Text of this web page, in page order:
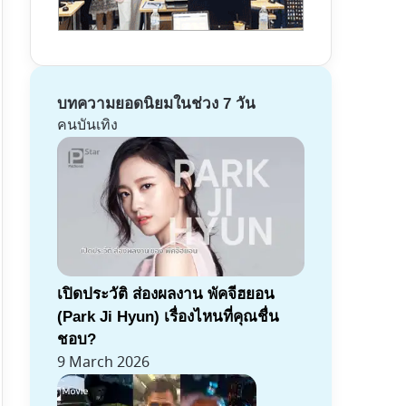
บทความยอดนิยมในช่วง 7 วัน
คนบันเทิง
เปิดประวัติ ส่องผลงาน พัคจีฮยอน
(Park Ji Hyun) เรื่องไหนที่คุณชื่น
ชอบ?
9 March 2026